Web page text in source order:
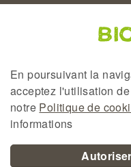
En poursuivant la
acceptez l'utilisation
notre Politique de
informations
Où:
Lycée Classique